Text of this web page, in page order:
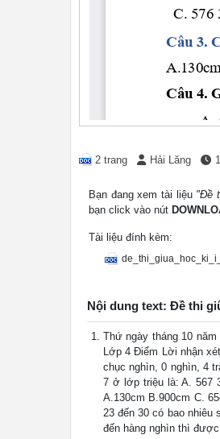
2 trang Hải Lăng
Bạn đang xem tài liệu "Đề
bạn click vào nút
Tài liệu đính kèm:
Nội dung text: Đề thi
Thứ ngày tháng 10
Lớp 4 Điểm Lời nhận
chục nghìn, 0 nghìn, 4
7 ở lớp triệu là: A. 567
A.130cm B.900cm C.
23 đến 30 có bao nhiêu
đến hàng nghìn thì